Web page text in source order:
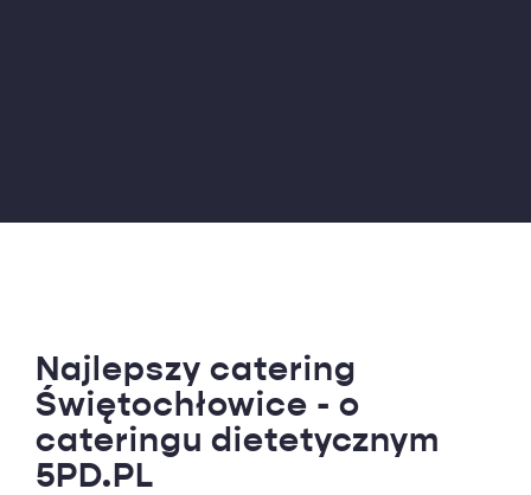
Najlepszy catering
Świętochłowice - o
cateringu dietetycznym
5PD.PL